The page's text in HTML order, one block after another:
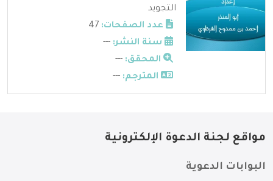
التجويد
عدد الصفحات:
سنة النشر: ---
المحقق: ---
المترجم: ---
مواقع لجنة الدعوة الإلكترونية
البوابات الدعوية